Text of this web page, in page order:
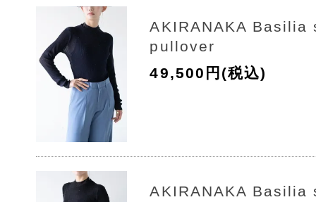
AKIRANAKA
pullover
49,500円(税込)
AKIRANAKA